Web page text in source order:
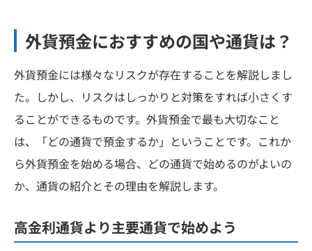
外貨預金におすすめの国や通貨は？
外貨預金には様々なリスクが存在することを解説しまし
た。しかし、リスクはしっかりと対策をすれば小さくす
ることができるものです。外貨預金で最も大切なこと
は、「どの通貨で預金するか」ということです。これか
ら外貨預金を始める場合、どの通貨で始めるのがよいの
か、通貨の紹介とその理由を解説します。
高金利通貨より主要通貨で始めよう